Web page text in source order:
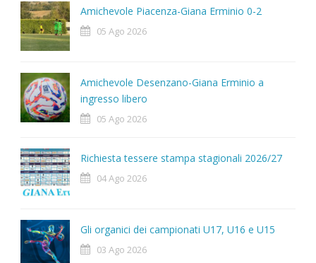
Amichevole Piacenza-Giana Erminio 0-2
05 Ago 2026
Amichevole Desenzano-Giana Erminio a
ingresso libero
05 Ago 2026
Richiesta tessere stampa stagionali 2026/27
04 Ago 2026
Gli organici dei campionati U17, U16 e U15
03 Ago 2026